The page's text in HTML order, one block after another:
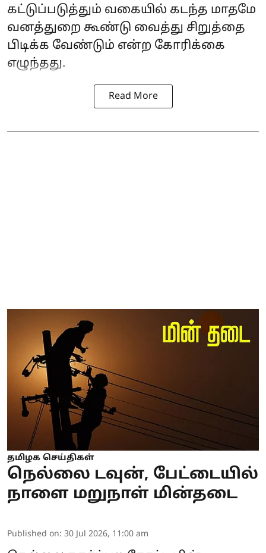
கட்டுப்படுத்தும் வகையில் கடந்த மாதமே
வனத்துறை கூண்டு வைத்து சிறுத்தை
பிடிக்க வேண்டும் என்ற கோரிக்கை
எழுந்தது.
Read More
தமிழக செய்திகள்
நெல்லை டவுன், பேட்டையில்
நாளை மறுநாள் மின்தடை
Published on: 30 Jul 2026, 11:00 am